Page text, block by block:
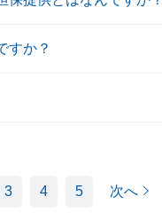
すか？
3 4 5 次へ